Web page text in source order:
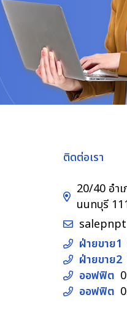
ติดต่อเรา
20/40 อำ
นนทบุรี
ฝ่ายขาย1
ฝ่ายขาย2
ออฟฟิต
ออฟฟิต